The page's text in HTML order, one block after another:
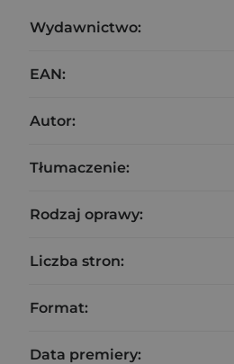
Wydawnictwo:
EAN:
Autor:
Tłumaczenie:
Rodzaj oprawy:
Liczba stron:
Format:
Data premiery: